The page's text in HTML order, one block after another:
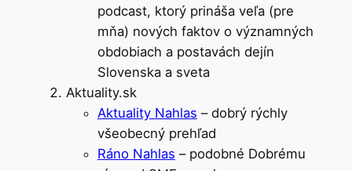
podcast, ktorý prináša veľa (pre
mňa) nových faktov o významných
obdobiach a postavách dejín
Slovenska a sveta
Aktuality.sk
Aktuality Nahlas – dobrý rýchly
všeobecný prehľad
Ráno Nahlas – podobné Dobrému